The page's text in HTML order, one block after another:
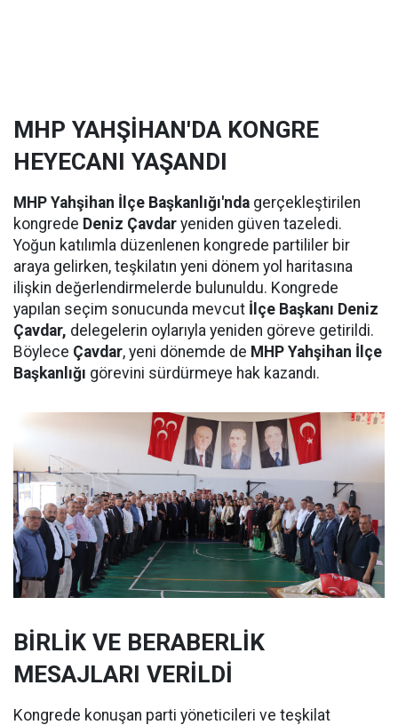
MHP YAHŞİHAN'DA KONGRE
HEYECANI YAŞANDI
MHP Yahşihan İlçe Başkanlığı'nda gerçekleştirilen
kongrede Deniz Çavdar yeniden güven tazeledi.
Yoğun katılımla düzenlenen kongrede partililer bir
araya gelirken, teşkilatın yeni dönem yol haritasına
ilişkin değerlendirmelerde bulunuldu. Kongrede
yapılan seçim sonucunda mevcut İlçe Başkanı Deniz
Çavdar, delegelerin oylarıyla yeniden göreve getirildi.
Böylece Çavdar, yeni dönemde de MHP Yahşihan İlçe
Başkanlığı görevini sürdürmeye hak kazandı.
BİRLİK VE BERABERLİK
MESAJLARI VERİLDİ
Kongrede konuşan parti yöneticileri ve teşkilat